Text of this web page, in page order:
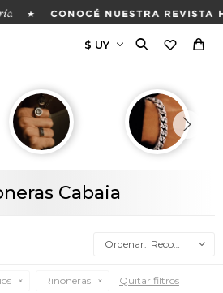
★ CONOCÉ NUESTRA REVISTA
Cabaia
Recomendados
Riñoneras Quitar filtros